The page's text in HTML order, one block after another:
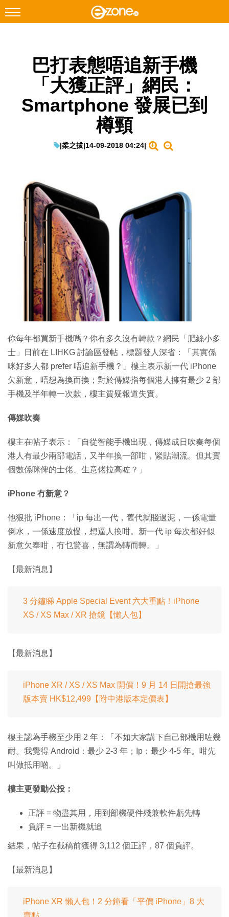
Facebook Instagram
網絡生活
IT Times
生成式AI與雲端應用
Enterprise Digital Transformation
巴打表態唔追新手機
「大獲正評」網民：
Smartphone 發展已到
樽頸
|柔之拔|14-09-2018 04:24|
你每年都買新手機嗎？你有多久沒有轉款？網民「肥絲小多
士」日前在 LIHKG 討論區發帖，標題發人深省：「其實係
咪好多人都 prefer 唔追新手機？」樓主表示新一代 iPhone
欠新意，唔想為換而換；對於傳媒指每個港人擁有最少 2 部
手機及半年轉一次款，樓主質疑報道失實。
傳媒吹奏
樓主在帖子表示：「自從智能手機出現，傳媒成日吹奏每個
港人有最少兩部電話，又半年換一部咁，緊貼潮流。但其實
個數係咪俾的士佬、生意佬拉高咗？」
iPhone 冇新意？
他狠批 iPhone：「ip 每出一代，舊代就賤過泥，一係電量
倒水，一係速度放慢，想逼人換咁。新一代 ip 每次都好似
新意欠奉咁，冇乜驚喜，無謂為轉而轉。」
【最新消息】
3 分鐘睇 Apple Special Event 六大重點！iPhone
XS / XS Max / XR 搶鏡【懶人包】
【最新消息】
iPhone XR / XS / XS Max 開價！9 月 14 日開搶最強
版本賣 HK$12,499【附中港版本定價表】
樓主認為手機至少用 2 年：「不如大家講下自己部機用咗幾
耐。我覺得 Android：最少 2-3 年；Ip：最少 4-5 年。咁先
叫做抵用啲。」
樓主更發動公投：
正評 = 物盡其用，用到部機硬件殘兼軟件虧先轉
負評 = 一出新機就追
結果，帖子在截稿前獲得 3,112 個正評，87 個負評。
【最新消息】
iPhone XR 懶人包！2 分鐘看「平價 iPhone」8 大
賣點